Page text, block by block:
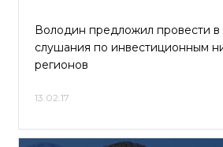
Володин предложил провести в
слушания по инвестиционным
регионов
13.02.17